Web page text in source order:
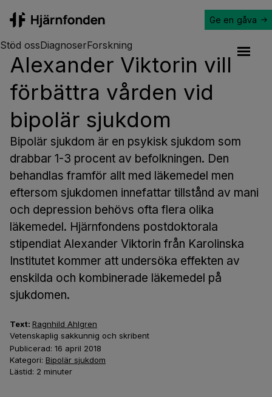
Ge en gåva
Stöd ossDiagnoserForskning
Text: Ragnhild Ahlgren
Vetenskaplig sakkunnig och skribent
Publicerad: 16 april 2018
Kategori: Bipolär sjukdom
Lästid: 2 minuter
Alexander Viktorin vill
förbättra vården vid
bipolär sjukdom
Bipolär sjukdom är en psykisk sjukdom som
drabbar 1-3 procent av befolkningen. Den
behandlas framför allt med läkemedel men
eftersom sjukdomen innefattar tillstånd av mani
och depression behövs ofta flera olika
läkemedel. Hjärnfondens postdoktorala
stipendiat Alexander Viktorin från Karolinska
Institutet kommer att undersöka effekten av
enskilda och kombinerade läkemedel på
sjukdomen.